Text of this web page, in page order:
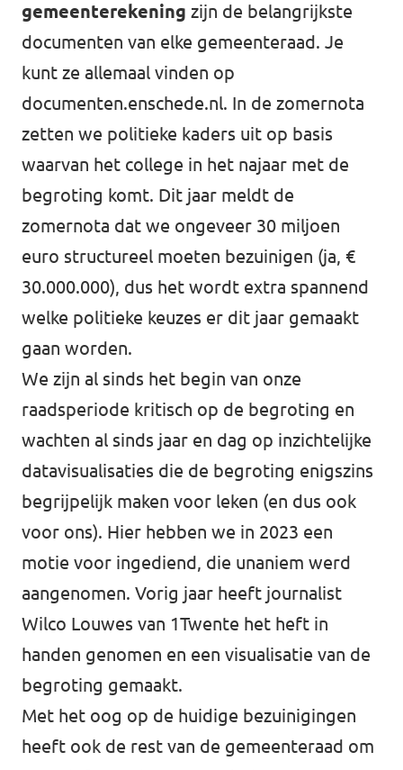
gemeenterekening zijn de belangrijkste
documenten van elke gemeenteraad. Je
kunt ze allemaal vinden op
documenten.enschede.nl. In de zomernota
zetten we politieke kaders uit op basis
waarvan het college in het najaar met de
begroting komt. Dit jaar meldt de
zomernota dat we ongeveer 30 miljoen
euro structureel moeten bezuinigen (ja, €
30.000.000), dus het wordt extra spannend
welke politieke keuzes er dit jaar gemaakt
gaan worden.
We zijn al sinds het begin van onze
raadsperiode kritisch op de begroting en
wachten al sinds jaar en dag op inzichtelijke
datavisualisaties die de begroting enigszins
begrijpelijk maken voor leken (en dus ook
voor ons). Hier hebben we in 2023 een
motie voor ingediend, die unaniem werd
aangenomen. Vorig jaar heeft journalist
Wilco Louwes van 1Twente het heft in
handen genomen en een visualisatie van de
begroting gemaakt.
Met het oog op de huidige bezuinigingen
heeft ook de rest van de gemeenteraad om